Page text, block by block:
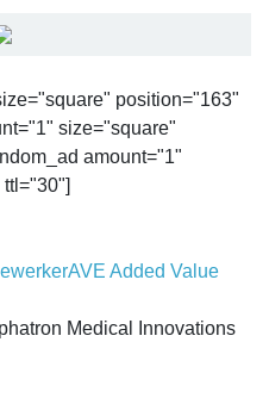
position="163"
size="square"
amount="1"
AVE Added Value
Medical Innovations